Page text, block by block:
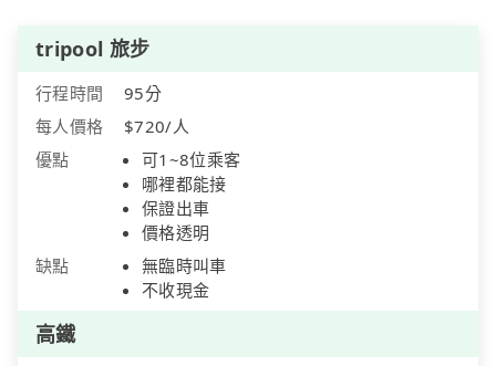
tripool 旅步
行程時間
95分
每人價格
$720/人
優點
可1~8位乘客
哪裡都能接
保證出車
價格透明
缺點
無臨時叫車
不收現金
高鐵